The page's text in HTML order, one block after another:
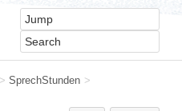
> SprechStunden >